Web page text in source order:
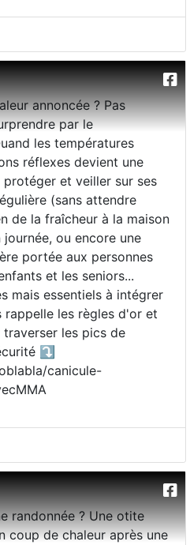
annoncée ? Pas
par le
les températures
réflexes devient une
et veiller sur ses
(sans attendre
de la fraîcheur à la maison
ou encore une
portée aux personnes
et les seniors...
mais essentiels à intégrer
rappelle les règles d'or et
les pics de
⤵️
canicule-
randonnée ? Une otite
coup de chaleur après une